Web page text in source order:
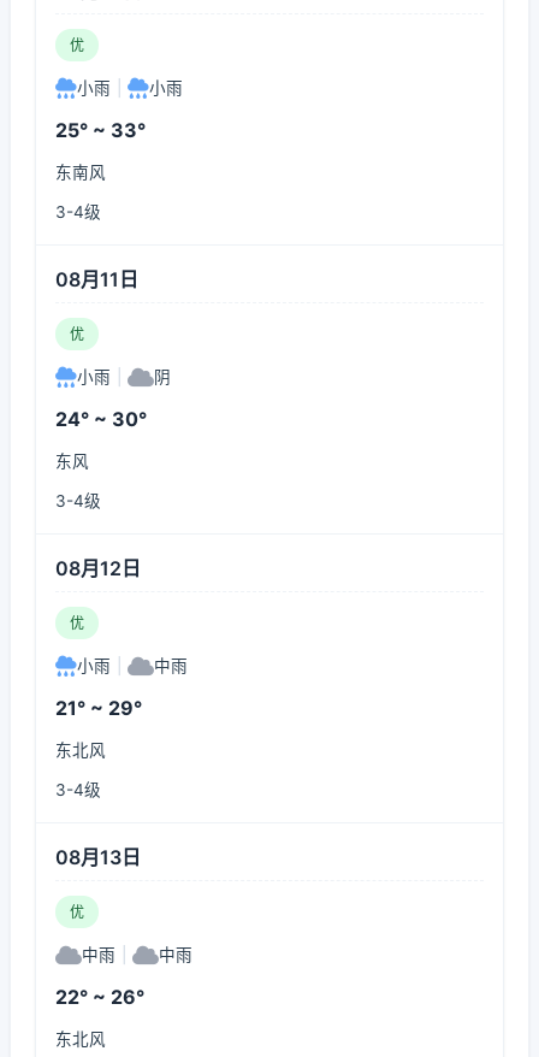
优
小雨 小雨
25° ~ 33°
东南风
3-4级
08月11日
优
小雨 阴
24° ~ 30°
东风
3-4级
08月12日
优
小雨 中雨
21° ~ 29°
东北风
3-4级
08月13日
优
中雨 中雨
22° ~ 26°
东北风